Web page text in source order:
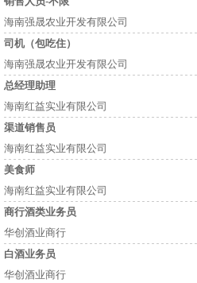
海南强晟农业开发有限公司
司机（包吃住）
海南强晟农业开发有限公司
总经理助理
海南红益实业有限公司
渠道销售员
海南红益实业有限公司
美食师
海南红益实业有限公司
商行酒类业务员
华创酒业商行
白酒业务员
华创酒业商行